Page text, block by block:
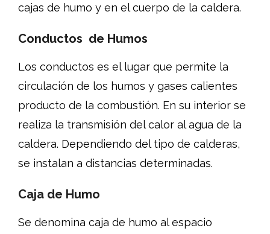
cajas de humo y en el cuerpo de la caldera.
Conductos de Humos
Los conductos es el lugar que permite la
circulación de los humos y gases calientes
producto de la combustión. En su interior se
realiza la transmisión del calor al agua de la
caldera. Dependiendo del tipo de calderas,
se instalan a distancias determinadas.
Caja de Humo
Se denomina caja de humo al espacio